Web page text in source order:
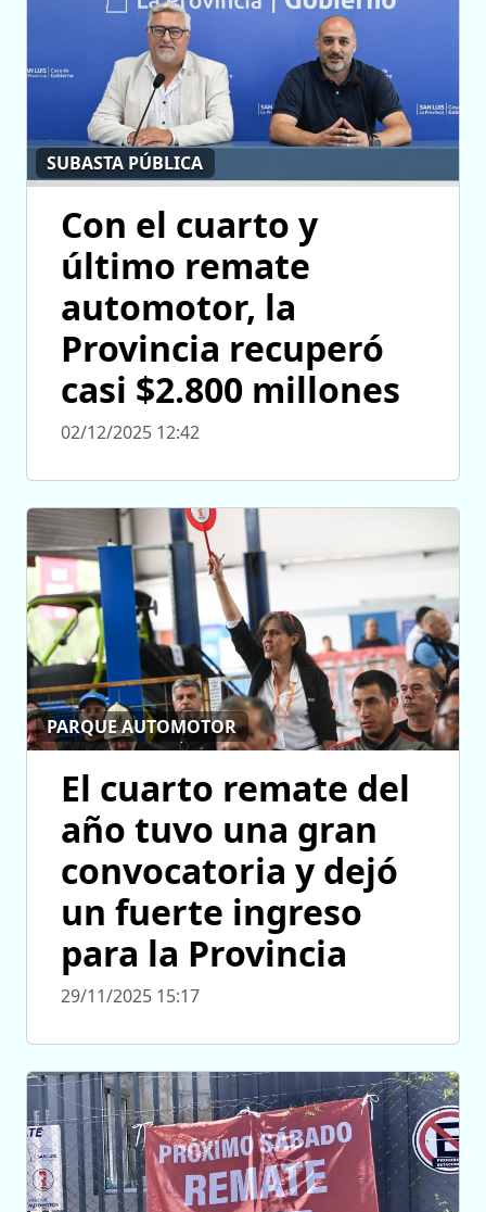
SUBASTA PÚBLICA
Con el cuarto y
último remate
automotor, la
Provincia recuperó
casi $2.800 millones
02/12/2025 12:42
PARQUE AUTOMOTOR
El cuarto remate del
año tuvo una gran
convocatoria y dejó
un fuerte ingreso
para la Provincia
29/11/2025 15:17